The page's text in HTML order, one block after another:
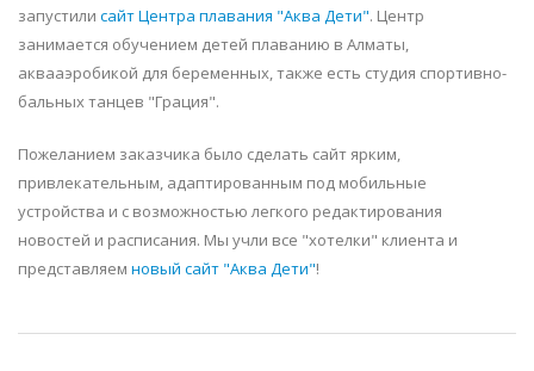
запустили сайт Центра плавания "Аква Дети". Центр
занимается обучением детей плаванию в Алматы,
аквааэробикой для беременных, также есть студия спортивно-
бальных танцев "Грация".
Пожеланием заказчика было сделать сайт ярким,
привлекательным, адаптированным под мобильные
устройства и с возможностью легкого редактирования
новостей и расписания. Мы учли все "хотелки" клиента и
представляем новый сайт "Аква Дети"!